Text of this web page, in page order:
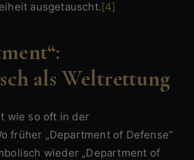
ausgetauscht.[4]
als Weltrettung
früher „Department of Defense“
wieder „Department of